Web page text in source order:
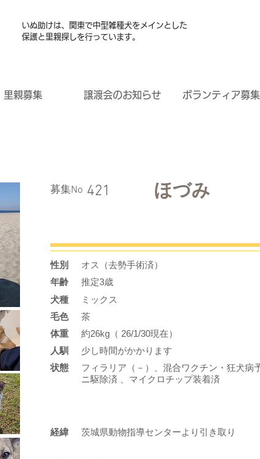
いぬ助けは、関東で中型雑種犬をメインとした
保護と里親探しを行っています。
里親募集 譲渡会のお知らせ ボランティア募集
​募集No 421 ほづみ
性別
オス（去勢手術済）
年齢
推定3歳
ミックス
​犬種
​毛色
茶
体重
約26kg（ 26/1/30現在）
人馴
少し時間がかかります
状態
フィラリア（－）、混合ワクチン・狂犬
ニ駆除済 、マイクロチップ装着済
​経緯 茨城県動物指導センターより引き取り